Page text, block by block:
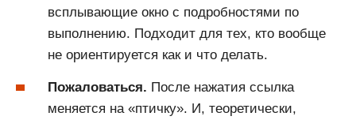
всплывающие окно с подробностями по
выполнению. Подходит для тех, кто вообще
не ориентируется как и что делать.
Пожаловаться. После нажатия ссылка
меняется на «птичку». И, теоретически,